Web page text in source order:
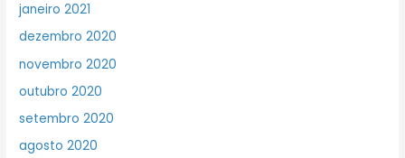
janeiro 2021
dezembro 2020
novembro 2020
outubro 2020
setembro 2020
agosto 2020